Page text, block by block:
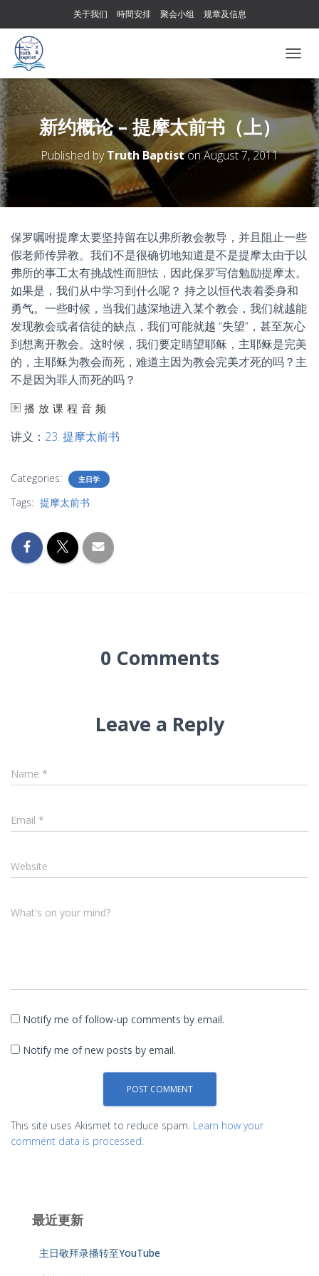
关于我们 時間安排 聚会小组 规章及信息
O
G
L
N
A
V
I
I
O
新约概论 – 提摩太前书（上）
Published byTruth BaptistonAugust 7, 2011
保罗嘱咐提摩太要坚持留在以弗所教会教导，并且阻止一些
假老师传异教。我们不是很确切地知道是不是提摩太由于以
弗所的事工太有挑战性而胆怯，因此保罗写信勉励提摩太。
如果是，我们从中学习到什么呢？ 持之以恒代表着委身和
勇气。一些时候，当我们越深地进入某个教会，我们就越能
发现教会或者信徒的缺点，我们可能就越 “失望”，甚至灰心
到想离开教会。这时候，我们要定睛望耶稣，主耶稣是完美
的，主耶稣为教会而死，难道主因为教会完美才死的吗？主
不是因为罪人而死的吗？
播放课程音频
讲义： 23. 提摩太前书
Categories: 主日学
Tags: 提摩太前书
0 Comments
Leave a Reply
Name *
Email *
Website
What's on your mind?
Notify me of follow-up comments by email.
Notify me of new posts by email.
This site uses Akismet to reduce spam. Learn how your
comment data is processed.
最近更新
主日敬拜录播转至YouTube